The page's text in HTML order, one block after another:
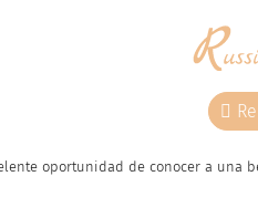
oportunidad de conocer a una